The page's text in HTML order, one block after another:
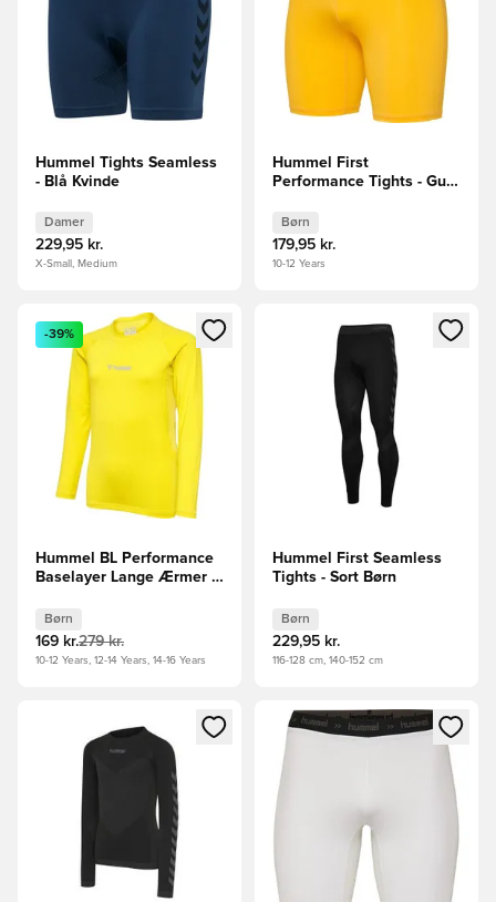
Hummel Tights Seamless
- Blå Kvinde
Damer
229,95 kr.
X-Small, Medium
Hummel First
Performance Tights - Gul
Børn
179,95 kr.
10-12 Years
Åbner en Modal til at logge ind eller tilmelde dig som
-39%
Hummel BL Performance
Baselayer Lange Ærmer -
Børn
169 kr.279 kr.
10-12 Years, 12-14 Years, 14-16 Years
Åbner en Modal til at logge
Hummel First Seamless
Tights - Sort Børn
Børn
229,95 kr.
116-128 cm, 140-152 cm
Åbner en Modal til at logge ind eller tilmelde dig som
Åbner en Modal til at logge